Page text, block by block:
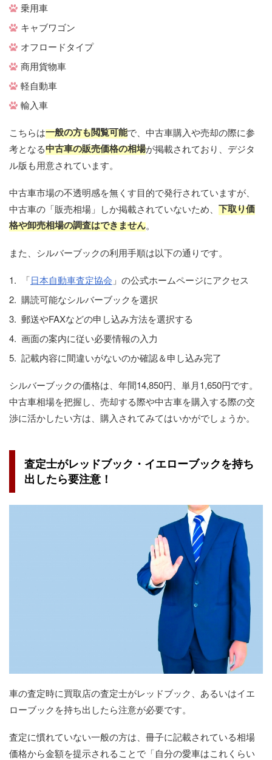
乗用車
キャブワゴン
オフロードタイプ
商用貨物車
軽自動車
輸入車
こちらは一般の方も閲覧可能で、中古車購入や売却の際に参
考となる中古車の販売価格の相場が掲載されており、デジタ
ル版も用意されています。
中古車市場の不透明感を無くす目的で発行されていますが、
中古車の「販売相場」しか掲載されていないため、 下取り価
格や卸売相場の調査はできません。
また、シルバーブックの利用手順は以下の通りです。
「日本自動車査定協会 」の公式ホームページにアクセス
購読可能なシルバーブックを選択
郵送やFAXなどの申し込み方法を選択する
画面の案内に従い必要情報の入力
記載内容に間違いがないのか確認＆申し込み完了
シルバーブックの価格は、年間14,850円、単月1,650円です。
中古車相場を把握し、売却する際や中古車を購入する際の交
渉に活かしたい方は、購入されてみてはいかがでしょうか。
査定士がレッドブック・イエローブックを持ち
出したら要注意！
車の査定時に買取店の査定士がレッドブック、あるいはイエ
ローブックを持ち出したら注意が必要です。
査定に慣れていない一般の方は、冊子に記載されている相場
価格から金額を提示されることで「自分の愛車はこれくらい